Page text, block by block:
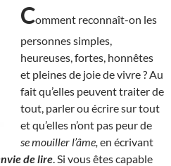
Comment reconnaît-on les
personnes simples,
heureuses, fortes, honnêtes
et pleines de joie de vivre ? Au
fait qu’elles peuvent traiter de
tout, parler ou écrire sur tout
et qu’elles n’ont pas peur de
semouiller l’âme, en écrivant
de lire . Si vous êtes capable